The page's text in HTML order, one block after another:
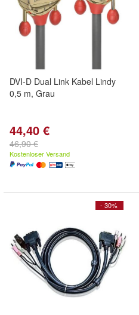
DVI-D Dual Link Kabel Lindy
0,5 m, Grau
44,40 €
46,90 €
Kostenloser Versand
- 30%